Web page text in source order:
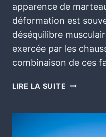
apparence de
déformation est
déséquilibre
exercée par les
combinaison de ces
LIRE LA SUITE